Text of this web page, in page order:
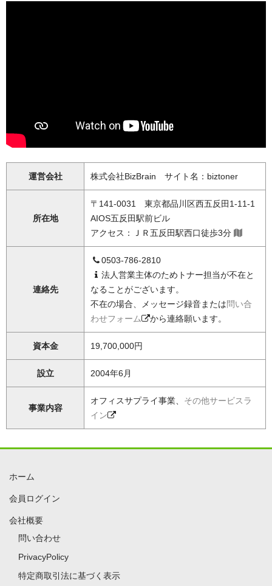
運営会社 株式会社BizBrain サイト名：biztoner
所在地
〒141-0031 東京都品川区西五反田1-11-1
AIOS五反田駅前ビル
アクセス：ＪＲ五反田駅西口徒歩3分
連絡先
0503-786-2810
法人営業主体のためトナー担当が不在と
なることがございます。
不在の場合、メッセージ録音または問い合
わせフォーム
から連絡願います。
資本金 19,700,000円
設立 2004年6月
事業内容
オフィスサプライ事業、 その他サービスラ
イン
ホーム
会員ログイン
会社概要
問い合わせ
PrivacyPolicy
特定商取引法に基づく表示